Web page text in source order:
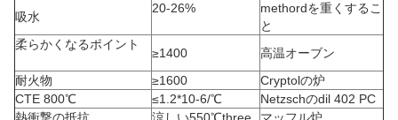
吸水
20-26%
methordを重くするこ
と
柔らかくなるポイント
≥1400
高温オーブン
耐火物
≥1600
Cryptolの炉
CTE 800℃
≤1.2*10-6/℃
Netzschのdil 402 PC